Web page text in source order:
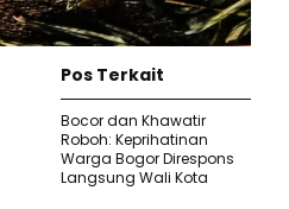
Pos Terkait
Bocor dan Khawatir
Roboh: Keprihatinan
Warga Bogor Direspons
Langsung Wali Kota